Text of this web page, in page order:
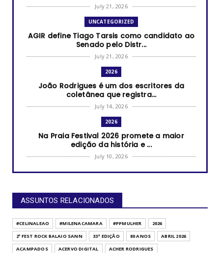
July 21, 2026
UNCATEGORIZED
AGIR define Tiago Tarsis como candidato ao
Senado pelo Distr...
July 21, 2026
2026
João Rodrigues é um dos escritores da
coletânea que registra...
July 14, 2026
2026
Na Praia Festival 2026 promete a maior
edição da história e ...
July 10, 2026
2026
COM CULTURA, DIPLOM...
July 08, 2026
UNCATEGORIZED
Arraiá da RECORD Brasília reúne mercado
publicitário, parcei...
ASSUNTOS RELACIONADOS
#CELINALEAO #MILENACAMARA #PPMULHER
2026
2º FEST ROCK BALAIO SANN
33ª EDIÇÃO 80 ANOS
ABRIL 2026
ACAMPADOS
ACERVO DIGITAL ACHER RODRIGUES